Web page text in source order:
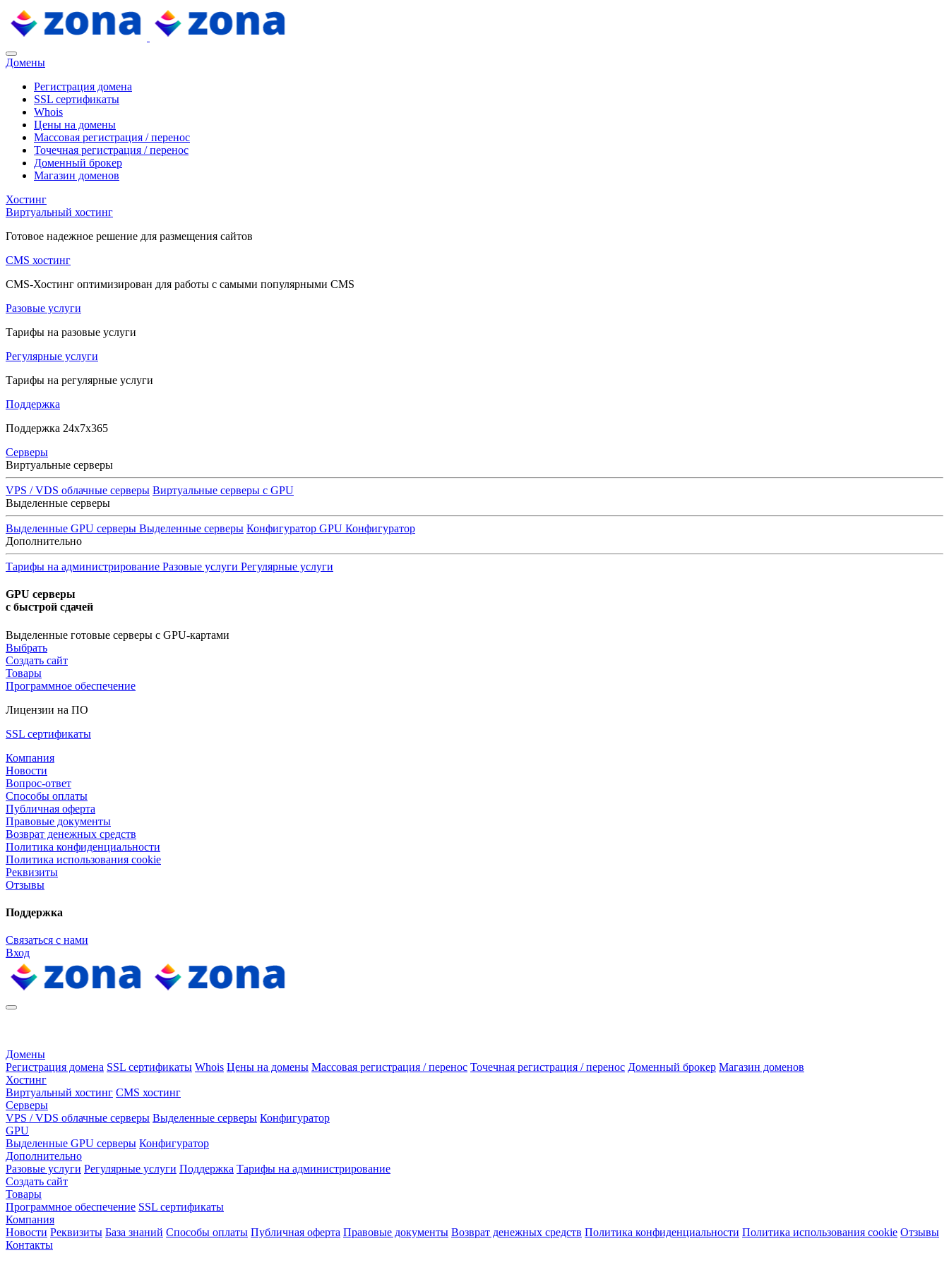
Домены
Регистрация домена
SSL сертификаты
Whois
Цены на домены
Массовая регистрация / перенос
Точечная регистрация / перенос
Доменный брокер
Магазин доменов
Хостинг
Виртуальный хостинг
Готовое надежное решение для размещения сайтов
CMS хостинг
CMS-Хостинг оптимизирован для работы с самыми популярными CMS
Разовые услуги
Тарифы на разовые услуги
Регулярные услуги
Тарифы на регулярные услуги
Поддержка
Поддержка 24x7x365
Серверы
Виртуальные серверы
VPS / VDS облачные серверы Виртуальные серверы с GPU
Выделенные серверы
Выделенные GPU серверы Выделенные серверы Конфигуратор GPU Конфигуратор
Дополнительно
Тарифы на администрирование Разовые услуги Регулярные услуги
GPU серверы
с быстрой сдачей
Выделенные готовые серверы с GPU-картами
Выбрать
Создать сайт
Товары
Программное обеспечение
Лицензии на ПО
SSL сертификаты
Компания
Новости
Вопрос-ответ
Способы оплаты
Публичная оферта
Правовые документы
Возврат денежных средств
Политика конфиденциальности
Политика использования cookie
Реквизиты
Отзывы
Поддержка
Связаться с нами
Вход
Домены
Регистрация домена SSL сертификаты Whois Цены на домены Массовая регистрация / перенос Точечная регистрация / перенос Доменный брокер Магазин доменов
Хостинг
Виртуальный хостинг CMS хостинг
Серверы
VPS / VDS облачные серверы Выделенные серверы Конфигуратор
GPU
Выделенные GPU серверы Конфигуратор
Дополнительно
Разовые услуги Регулярные услуги Поддержка Тарифы на администрирование
Создать сайт
Товары
Программное обеспечение SSL сертификаты
Компания
Новости Реквизиты База знаний Способы оплаты Публичная оферта Правовые документы Возврат денежных средств Политика конфиденциальности Политика использования cookie Отзывы
Контакты